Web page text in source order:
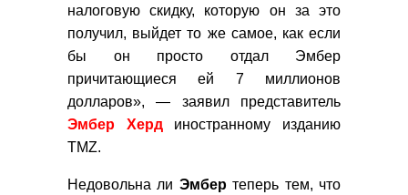
налоговую скидку, которую он за это
получил, выйдет то же самое, как если
бы он просто отдал Эмбер
причитающиеся ей 7 миллионов
долларов», — заявил представитель
Эмбер Хердиностранному изданию
TMZ.
Недовольна ли Эмбертеперь тем, что